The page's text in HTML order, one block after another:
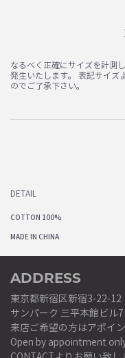
なるべく正確にサイズを計測
発生いたします。 表記サイズ
のでご了承下さい。
DETAIL
COTTON 100%
MADE IN CHINA
ADDRESS
東京都新宿区新宿3-22-12
サンパーク 三平本館ビル
来店ご希望の方はアポイ
Open by appointment